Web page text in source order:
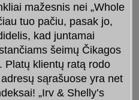
mažesnis nei „Whole
tuo pačiu, pasak jo,
kad juntamai
šeimų Čikagos
Platų klientų ratą rodo
sąrašuose yra net
„Irv & Shelly’s